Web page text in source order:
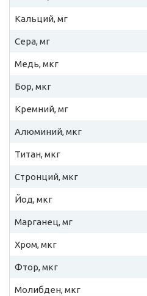
Кальций, мг
Сера, мг
Медь, мкг
Бор, мкг
Кремний, мг
Алюминий, мкг
Титан, мкг
Стронций, мкг
Йод, мкг
Марганец, мг
Хром, мкг
Фтор, мкг
Молибден, мкг